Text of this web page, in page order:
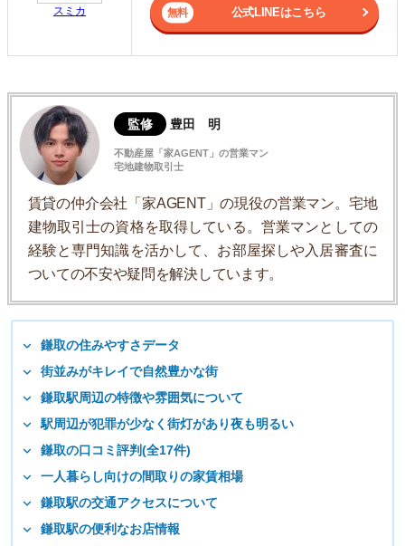
スミカ 公式LINEはこちら
監修 豊田 明
不動産屋「家AGENT」の営業マン
宅地建物取引士
賃貸の仲介会社「家AGENT」の現役の営業マン。宅地
建物取引士の資格を取得している。営業マンとしての
経験と専門知識を活かして、お部屋探しや入居審査に
ついての不安や疑問を解決しています。
鎌取の住みやすさデータ
街並みがキレイで自然豊かな街
鎌取駅周辺の特徴や雰囲気について
駅周辺が犯罪が少なく街灯があり夜も明るい
鎌取の口コミ評判(全17件)
一人暮らし向けの間取りの家賃相場
鎌取駅の交通アクセスについて
鎌取駅の便利なお店情報